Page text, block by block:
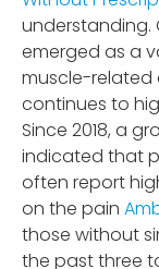
understanding.
emerged as a
muscle-related
continues to
Since 2018, a
indicated that
often report
on the pain
those without
the past three